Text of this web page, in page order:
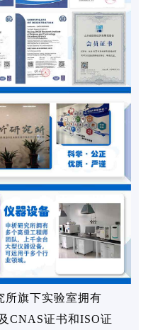
所旗下实验室拥有
CNAS证书和ISO证